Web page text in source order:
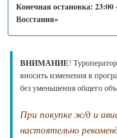
Конечная остановка:
Восстания»
ВНИМАНИЕ!
вносить изменения в
без уменьшения общего
При покупке ж/д и
настоятельно